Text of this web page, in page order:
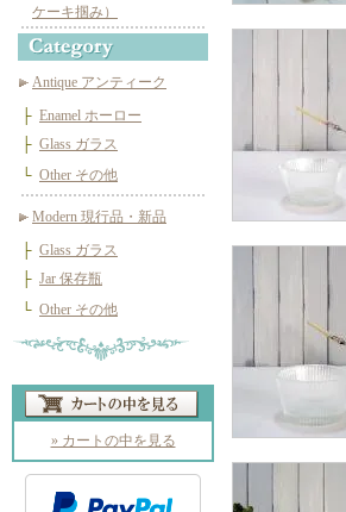
ケーキ掴み）
Antique アンティーク
├ Enamel ホーロー
├ Glass ガラス
└ Other その他
Modern 現行品・新品
├ Glass ガラス
├ Jar 保存瓶
└ Other その他
» カートの中を見る